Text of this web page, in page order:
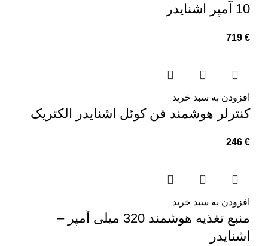
10 آمپر اشنایدر
719 €
افزودن به سبد خرید
کنترلر هوشمند فن کوئل اشنایدر الکتریک
246 €
افزودن به سبد خرید
منبع تغذیه هوشمند 320 میلی آمپر –
اشنایدر